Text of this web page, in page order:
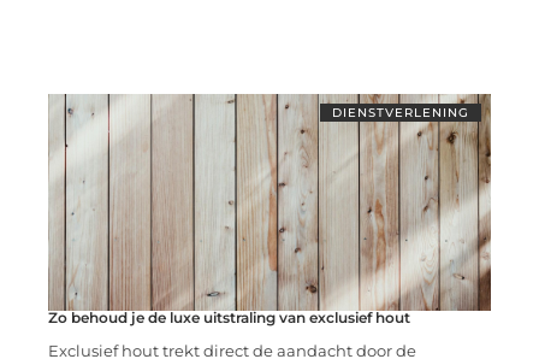
DIENSTVERLENING
Zo behoud je de luxe uitstraling van exclusief hout
Exclusief hout trekt direct de aandacht door de